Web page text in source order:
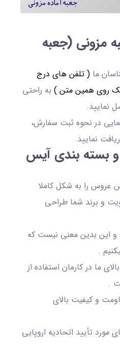
مزونی (جعبه
ما( تلفن های درج
روی همین متن ) به راحتی
نمایید.
در نحوه ثبت سفارش،
نمایید.
بسته بندی آیس
عروس را به شکل کاملا
و برند شما طراحی
و این بدین معنی نیست که
.
ما در کارمان استفاده از
.
و کیفیت بالای
مورد تأیید اتحادیه اروپایی